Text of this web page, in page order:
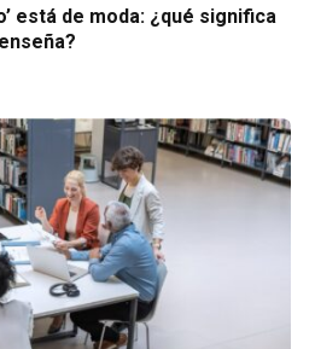
está de moda: ¿qué significa